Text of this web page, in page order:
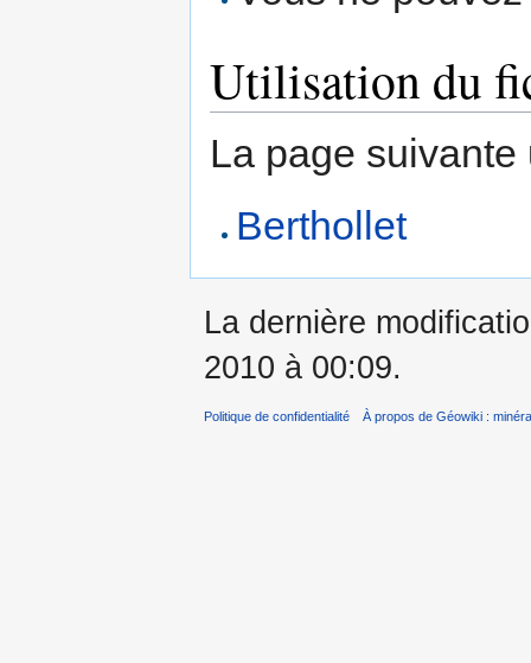
Utilisation du
La page
Berthollet
La dernière
2010 à 00:09.
Politique de confidentialité À propos de Géowiki :